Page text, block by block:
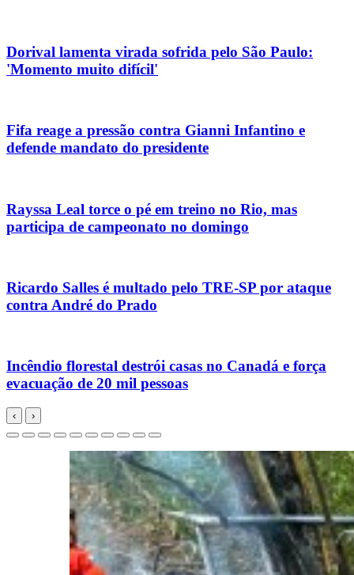
Dorival lamenta virada sofrida pelo São Paulo:
'Momento muito difícil'
Fifa reage a pressão contra Gianni Infantino e
defende mandato do presidente
Rayssa Leal torce o pé em treino no Rio, mas
participa de campeonato no domingo
Ricardo Salles é multado pelo TRE-SP por ataque
contra André do Prado
Incêndio florestal destrói casas no Canadá e força
evacuação de 20 mil pessoas
‹ ›